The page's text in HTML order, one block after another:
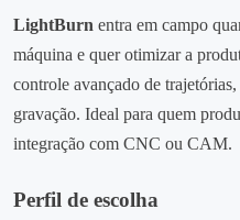
LightBurn entra em campo
máquina e quer otimizar a
controle avançado de
gravação. Ideal para quem
integração com CNC ou CAM.
Perfil de escolha